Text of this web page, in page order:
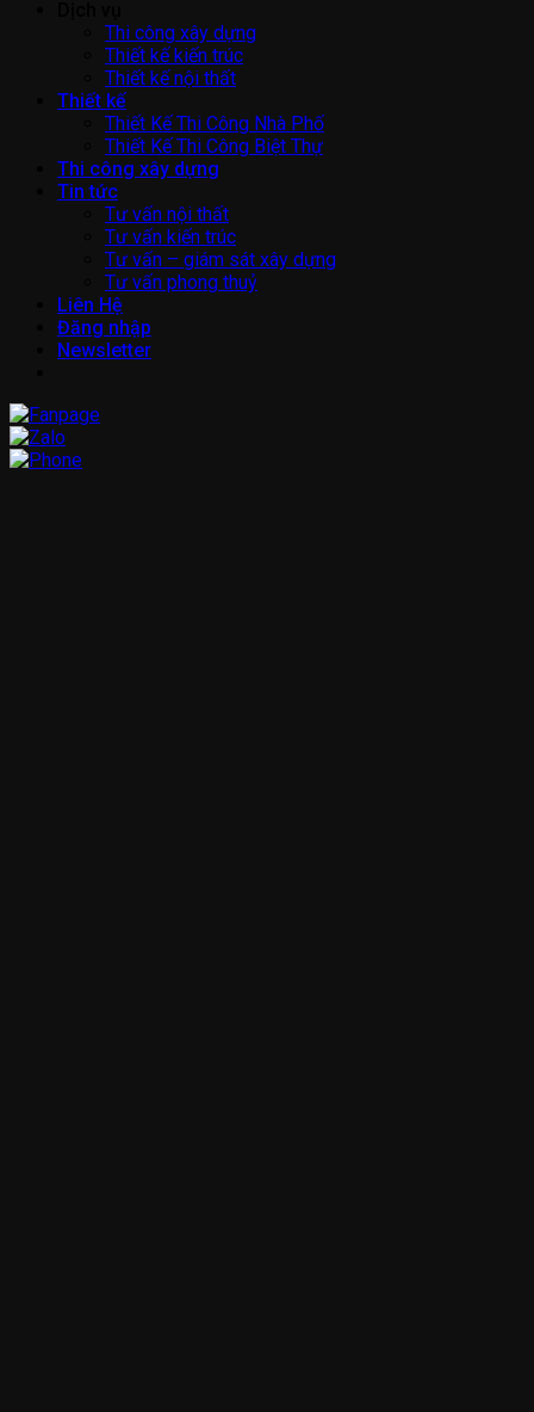
Thi công xây dựng
Thiết kế kiến trúc
Thiết kế nội thất
Thiết kế
Thiết Kế Thi Công Nhà Phố
Thiết Kế Thi Công Biệt Thự
Thi công xây dựng
Tin tức
Tư vấn nội thất
Tư vấn kiến trúc
Tư vấn – giám sát xây dựng
Tư vấn phong thuỷ
Liên Hệ
Đăng nhập
Newsletter